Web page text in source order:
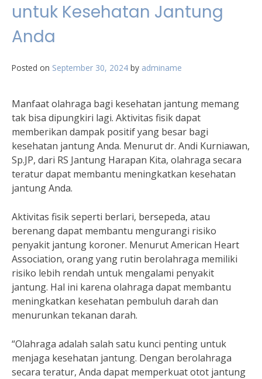
untuk Kesehatan Jantung
Anda
Posted on September 30, 2024 by adminame
Manfaat olahraga bagi kesehatan jantung memang
tak bisa dipungkiri lagi. Aktivitas fisik dapat
memberikan dampak positif yang besar bagi
kesehatan jantung Anda. Menurut dr. Andi Kurniawan,
Sp.JP, dari RS Jantung Harapan Kita, olahraga secara
teratur dapat membantu meningkatkan kesehatan
jantung Anda.
Aktivitas fisik seperti berlari, bersepeda, atau
berenang dapat membantu mengurangi risiko
penyakit jantung koroner. Menurut American Heart
Association, orang yang rutin berolahraga memiliki
risiko lebih rendah untuk mengalami penyakit
jantung. Hal ini karena olahraga dapat membantu
meningkatkan kesehatan pembuluh darah dan
menurunkan tekanan darah.
“Olahraga adalah salah satu kunci penting untuk
menjaga kesehatan jantung. Dengan berolahraga
secara teratur, Anda dapat memperkuat otot jantung